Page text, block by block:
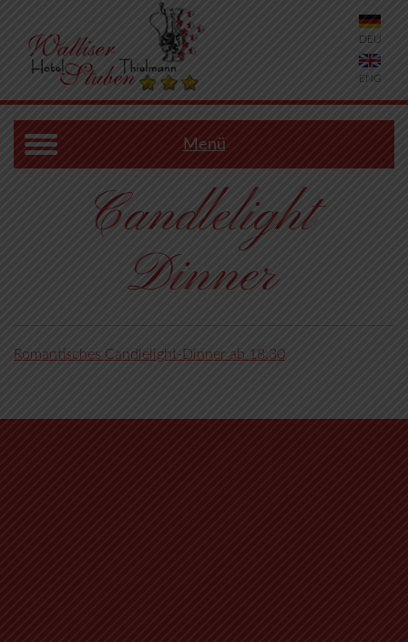
DEU
ENG
Menü
Candlelight
Dinner
Romantisches Candlelight-Dinner ab 18:30